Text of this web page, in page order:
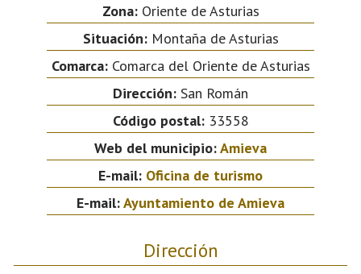
Zona:Oriente de Asturias
Situación:Montaña de Asturias
Comarca:Comarca del Oriente de Asturias
Dirección: San Román
Código postal:33558
Web del municipio:Amieva
E-mail: Oficina de turismo
E-mail:Ayuntamiento de Amieva
Dirección